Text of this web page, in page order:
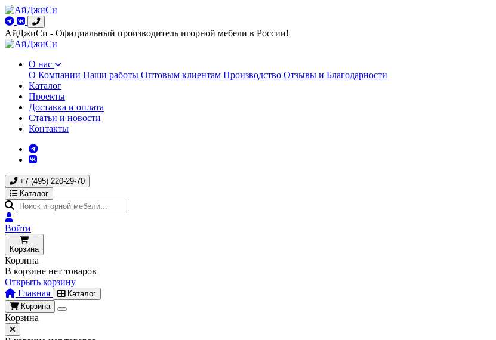
АйДжиСи - Официальный производитель игорной мебели в России!
О нас
О Компании Наши работы Оптовым клиентам Производство Отзывы и Благодарности
Каталог
Проекты
Доставка и оплата
Статьи и новости
Контакты
+7 (495) 220-29-70
Каталог
Войти
Корзина
Корзина
В корзине нет товаров
Открыть корзину
Главная
Каталог
Корзина
Корзина